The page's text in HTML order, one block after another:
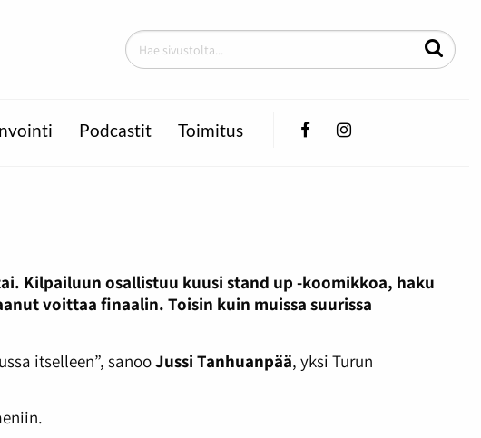
Podcastit Toimitus FacebookInstagram
Kilpailuun osallistuu kuusi stand up -koomikkoa, haku
voittaa finaalin. Toisin kuin muissa suurissa
itselleen”, sanooJussi Tanhuanpää, yksi Turun